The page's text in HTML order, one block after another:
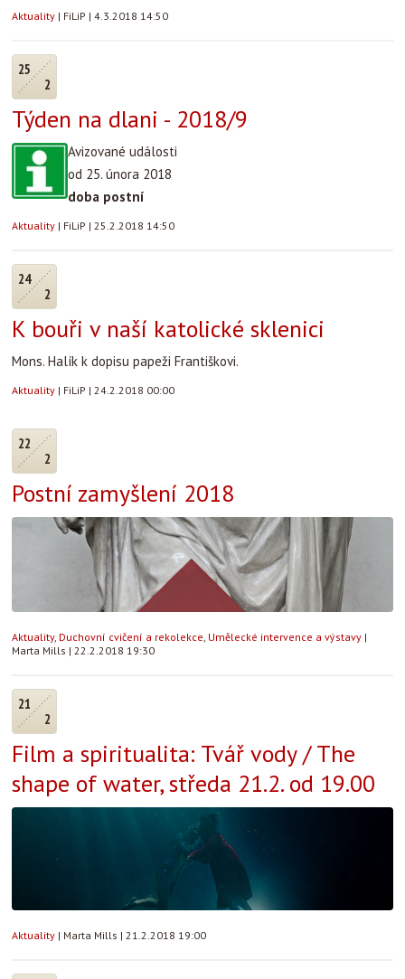
Aktuality | FiLiP | 4.3.2018 14:50
25
2
Týden na dlani - 2018/9
Avizované události
od 25. února 2018
doba postní
Aktuality | FiLiP | 25.2.2018 14:50
24
2
K bouři v naší katolické sklenici
Mons. Halík k dopisu papeži Františkovi.
Aktuality | FiLiP | 24.2.2018 00:00
22
2
Postní zamyšlení 2018
Aktuality, Duchovní cvičení a rekolekce Umělecké intervence a výstavy |
Marta Mills | 22.2.2018 19:30
21
2
Film a spiritualita: Tvář vody / The
shape of water, středa 21.2. od 19.00
Aktuality | Marta Mills | 21.2.2018 19:00